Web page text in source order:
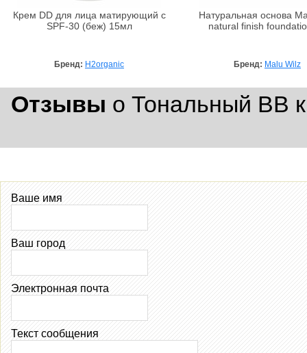
Крем DD для лица матирующий с
SPF-30 (беж) 15мл
Бренд: H2organic
Натуральная основа
natural finish
Бренд: Malu Wilz
Отзывы о Тональный BB
Ваше имя
Ваш город
Электронная почта
Текст сообщения